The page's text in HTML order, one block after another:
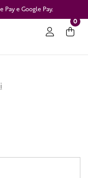
e Google Pay.
0